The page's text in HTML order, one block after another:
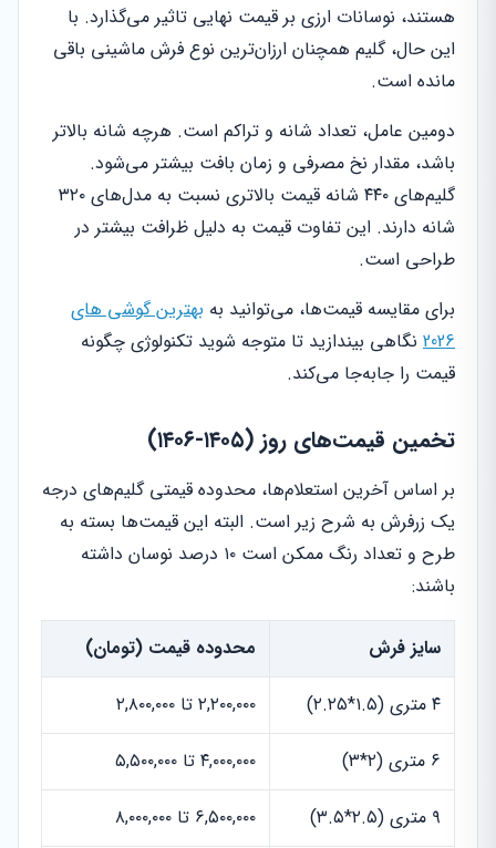
هستند، نوسانات ارزی بر قیمت نهایی تاثیر می‌گذارد. با
این حال، گلیم همچنان ارزان‌ترین نوع فرش ماشینی باقی
مانده است.
دومین عامل، تعداد شانه و تراکم است. هرچه شانه بالاتر
باشد، مقدار نخ مصرفی و زمان بافت بیشتر می‌شود.
گلیم‌های ۴۴۰ شانه قیمت بالاتری نسبت به مدل‌های ۳۲۰
شانه دارند. این تفاوت قیمت به دلیل ظرافت بیشتر در
طراحی است.
برای مقایسه قیمت‌ها، می‌توانید به بهترین گوشی های
2026 نگاهی بیندازید تا متوجه شوید تکنولوژی چگونه
قیمت را جابه‌جا می‌کند.
تخمین قیمت‌های روز (۱۴۰۵-۱۴۰۶)
بر اساس آخرین استعلام‌ها، محدوده قیمتی گلیم‌های درجه
یک زرفرش به شرح زیر است. البته این قیمت‌ها بسته به
طرح و تعداد رنگ ممکن است ۱۰ درصد نوسان داشته
باشند:
سایز فرش محدوده قیمت (تومان)
۴ متری (۱.۵*۲.۲۵) ۲,۲۰۰,۰۰۰ تا ۲,۸۰۰,۰۰۰
۶ متری (۲*۳) ۴,۰۰۰,۰۰۰ تا ۵,۵۰۰,۰۰۰
۹ متری (۲.۵*۳.۵) ۶,۵۰۰,۰۰۰ تا ۸,۰۰۰,۰۰۰